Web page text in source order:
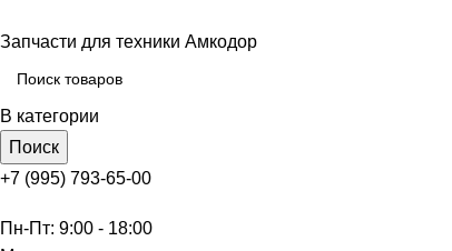
Запчасти для техники Амкодор
В категории
Поиск
+7 (995) 793-65-00
Пн-Пт: 9:00 - 18:00